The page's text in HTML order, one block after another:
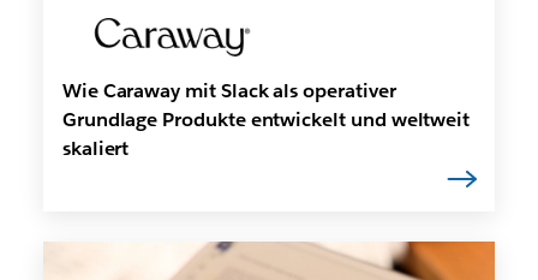
Wie Caraway mit Slack als operativer
Grundlage Produkte entwickelt und weltweit
skaliert